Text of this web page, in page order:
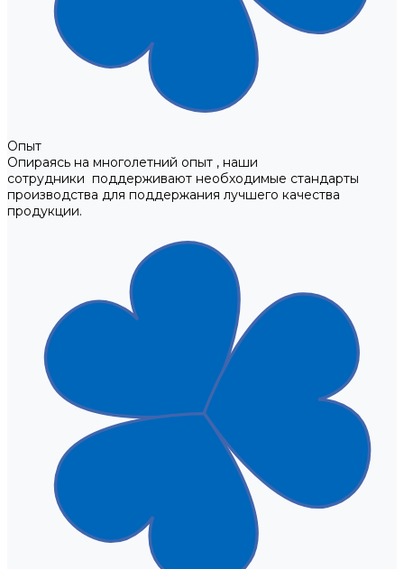
Опыт
Опираясь на многолетний опыт , наши
сотрудники поддерживают необходимые стандарты
производства для поддержания лучшего качества
продукции.